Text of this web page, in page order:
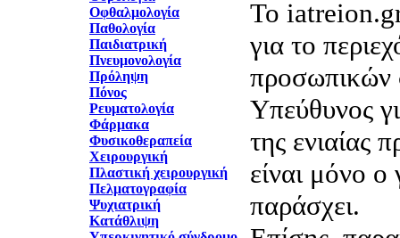
Οφθαλμολογία
Παθολογία
Παιδιατρική
Πνευμονολογία
Πρόληψη
Πόνος
Ρευματολογία
Φάρμακα
Φυσικοθεραπεία
Χειρουργική
Πλαστική χειρουργική
Πελματογραφία
Ψυχιατρική
Κατάθλιψη
Το iatreion.gr
για το
προσωπικών
Υπεύθυνος
της ενιαίας
είναι μόνο ο
παράσχει.